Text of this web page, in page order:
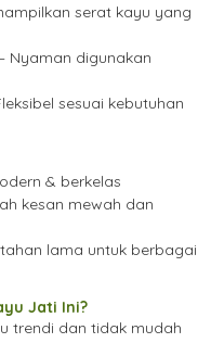
serat kayu yang
– Nyaman digunakan
sesuai kebutuhan
& berkelas
kesan mewah dan
lama untuk berbagai
Jati Ini?
trendi dan tidak mudah